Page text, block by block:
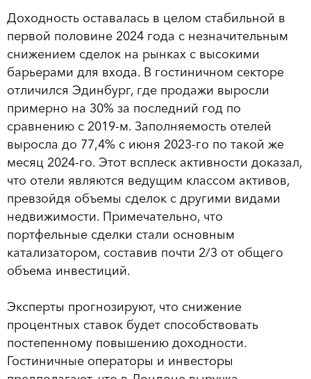
Доходность оставалась в целом стабильной в
первой половине 2024 года с незначительным
снижением сделок на рынках с высокими
барьерами для входа. В гостиничном секторе
отличился Эдинбург, где продажи выросли
примерно на 30% за последний год по
сравнению с 2019-м. Заполняемость отелей
выросла до 77,4% с июня 2023-го по такой же
месяц 2024-го. Этот всплеск активности доказал,
что отели являются ведущим классом активов,
превзойдя объемы сделок с другими видами
недвижимости. Примечательно, что
портфельные сделки стали основным
катализатором, составив почти 2/3 от общего
объема инвестиций.
Эксперты прогнозируют, что снижение
процентных ставок будет способствовать
постепенному повышению доходности.
Гостиничные операторы и инвесторы